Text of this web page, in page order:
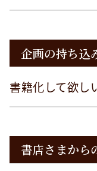
企画の持ち込
書籍化して欲し
書店さまから